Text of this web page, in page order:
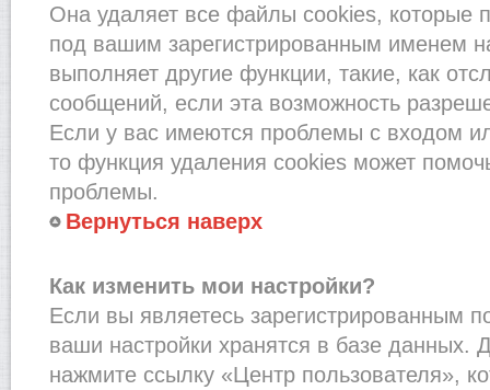
Она удаляет все файлы cookies, которые
под вашим зарегистрированным именем
выполняет другие функции, такие, как
сообщений, если эта возможность
Если у вас имеются проблемы с входом
то функция удаления cookies может
проблемы.
Вернуться наверх
Как изменить мои настройки?
Если вы являетесь зарегистрированным
ваши настройки хранятся в базе данных.
нажмите ссылку «Центр пользователя»,